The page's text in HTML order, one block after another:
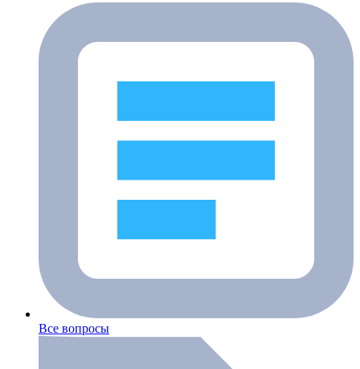
Все вопросы